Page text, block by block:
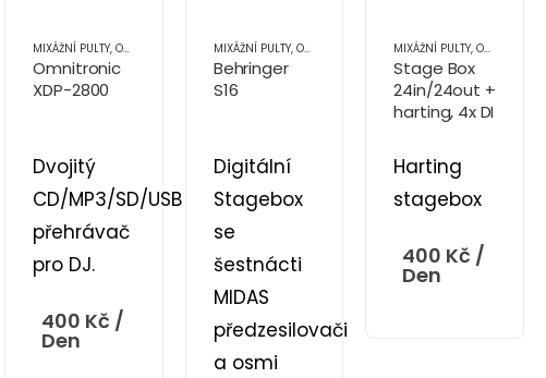
MIXÁŽNÍ PULTY,OZVUČOVACÍ TECHNIKA ,PŘÍSLUŠENSTVÍ (OT)
Omnitronic
XDP-2800
Dvojitý
CD/MP3/SD/USB
přehrávač
pro DJ.
400 Kč /
Den
MIXÁŽNÍ PULTY, OZVUČOVACÍ TECHNIKA ,PŘÍSLUŠENSTVÍ (OT)
Behringer
S16
Digitální
Stagebox
se
šestnácti
MIDAS
předzesilovači
a osmi
MIXÁŽNÍ PULTY,OZVUČOVACÍ TECHNIKA
Stage Box
24in/24out +
harting, 4x DI
Harting
stagebox
400 Kč /
Den